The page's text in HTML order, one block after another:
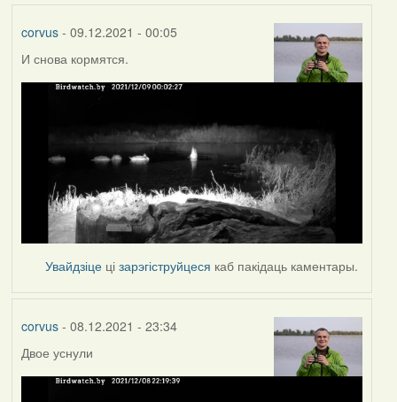
corvus- 09.12.2021 - 00:05
И снова кормятся.
Увайдзіце цізарэгіструйцеся каб пакідаць каментары.
corvus- 08.12.2021 - 23:34
Двое уснули